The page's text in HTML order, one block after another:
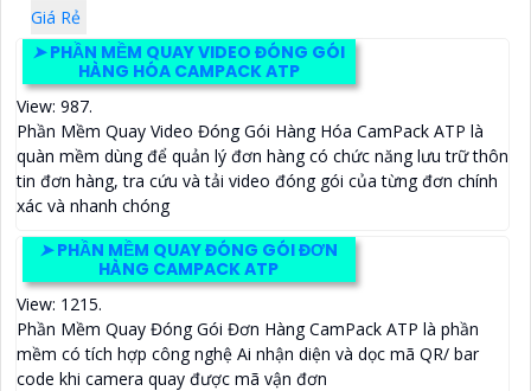
Giá Rẻ
➤PHẦN MỀM QUAY VIDEO ĐÓNG GÓI
HÀNG HÓA CAMPACK ATP
View: 987.
Phần Mềm Quay Video Đóng Gói Hàng Hóa CamPack ATP là
quàn mềm dùng để quản lý đơn hàng có chức năng lưu trữ thôn
tin đơn hàng, tra cứu và tải video đóng gói của từng đơn chính
xác và nhanh chóng
➤PHẦN MỀM QUAY ĐÓNG GÓI ĐƠN
HÀNG CAMPACK ATP
View: 1215.
Phần Mềm Quay Đóng Gói Đơn Hàng CamPack ATP là phần
mềm có tích hợp công nghệ Ai nhận diện và dọc mã QR/ bar
code khi camera quay được mã vận đơn